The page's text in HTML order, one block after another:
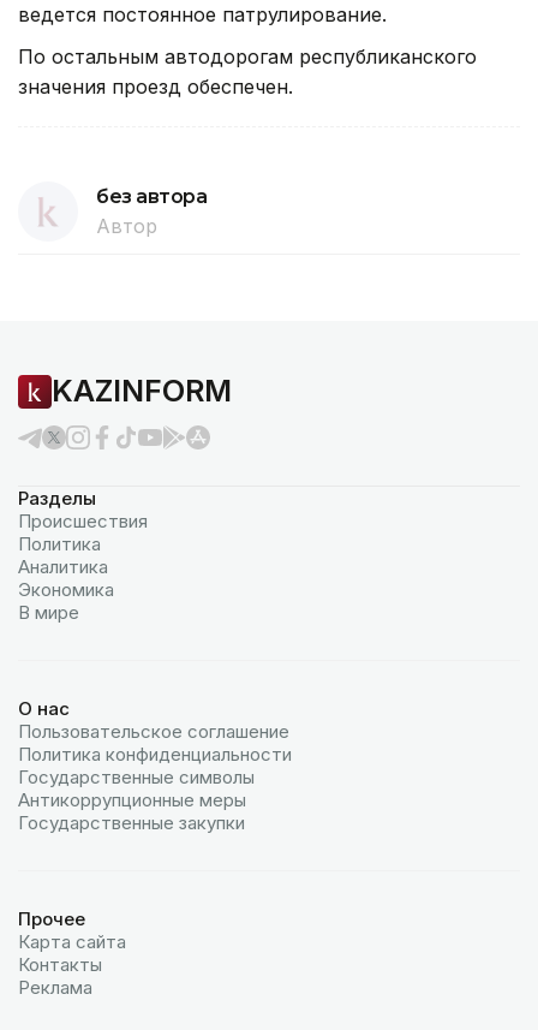
ведется постоянное патрулирование.
По остальным автодорогам республиканского
значения проезд обеспечен.
без автора
Автор
KAZINFORM
Разделы
Происшествия
Политика
Аналитика
Экономика
В мире
О нас
Пользовательское соглашение
Политика конфиденциальности
Государственные символы
Антикоррупционные меры
Государственные закупки
Прочее
Карта сайта
Контакты
Реклама